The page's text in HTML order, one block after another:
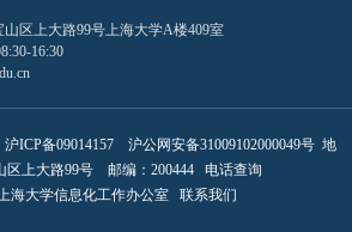
区上大路99号上海大学A楼409室
16:30
沪ICP备09014157 沪公网安备31009102000049号地
区上大路99号 邮编：200444 电话查询
上海大学信息化工作办公室 联系我们